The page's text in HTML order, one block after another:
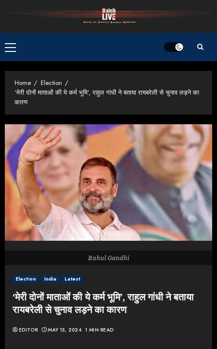
Primary
Menu
Home
Election
‘मेरी दोनों माताओं की ये कर्म भूमि’, राहुल गांधी ने बताया रायबरेली से चुनाव लड़ने का
कारण
Election India Latest
‘मेरी दोनों माताओं की ये कर्म भूमि’, राहुल गांधी ने बताया
रायबरेली से चुनाव लड़ने का कारण
EDITOR MAY 13, 2024 1 MIN READ
Rahul Gandhi